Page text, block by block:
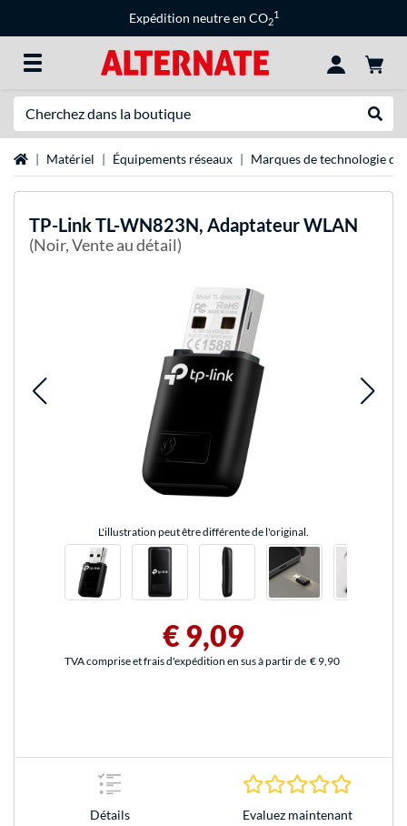
Expédition neutre en CO2
1
Page d'accueil
Matériel Équipements réseaux Marques de technologie de
TP-LinkTL-WN823N, Adaptateur WLAN
(Noir, Vente au détail)
L'illustration peut être différente de l'original.
€ 9,09
TVA comprise et frais d'expédition en sus à partir de € 9,90
Détails Evaluez maintenant